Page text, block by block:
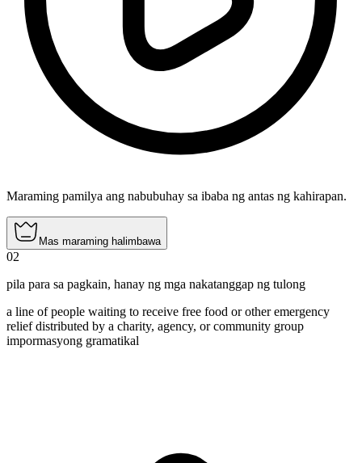
Maraming pamilya ang nabubuhay sa ibaba ng antas ng kahirapan.
Mas maraming halimbawa
02
pila para sa pagkain, hanay ng mga nakatanggap ng tulong
a line of people waiting to receive free food or other emergency
relief distributed by a charity, agency, or community group
impormasyong gramatikal